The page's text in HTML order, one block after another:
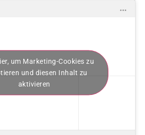
um Marketing-Cookies zu
und diesen Inhalt zu
aktivieren